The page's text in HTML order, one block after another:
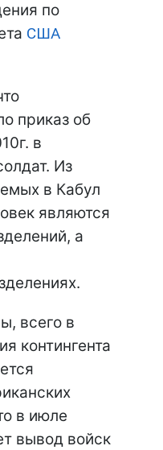
по
США
приказ об
в
Из
в Кабул
являются
а
всего в
контингента
в июле
вывод войск